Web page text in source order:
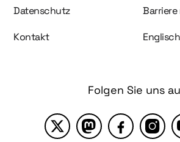
Datenschutz Barriere
Kontakt Englisch
Folgen Sie uns